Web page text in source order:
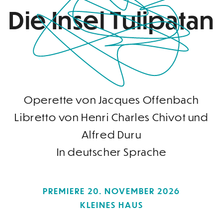
Die Insel Tulipatan
Operette von Jacques Offenbach
Libretto von Henri Charles Chivot und
Alfred Duru
In deutscher Sprache
PREMIERE 20. NOVEMBER 2026
KLEINES HAUS